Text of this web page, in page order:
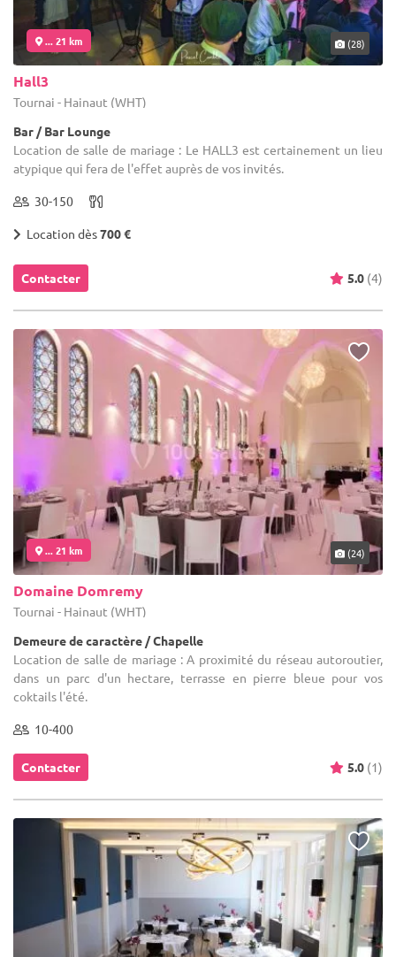
... 21 km (28)
Hall3
Tournai - Hainaut (WHT)
Bar / Bar Lounge
Location de salle de mariage : Le HALL3 est certainement un lieu
atypique qui fera de l'effet auprès de vos invités.
30-150
Location dès700 €
Contacter 5.0 (4)
... 21 km (24)
Domaine Domremy
Tournai - Hainaut (WHT)
Demeure de caractère / Chapelle
Location de salle de mariage : A proximité du réseau autoroutier,
dans un parc d'un hectare, terrasse en pierre bleue pour vos
coktails l'été.
10-400
Contacter 5.0 (1)